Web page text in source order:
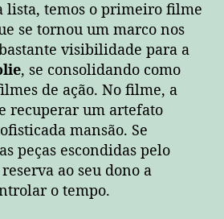
lista, temos o primeiro filme
se tornou um marco nos
visibilidade para a
, se consolidando como
de ação. No filme, a
recuperar um artefato
mansão. Se
peças escondidas pelo
ao seu dono a
o tempo.